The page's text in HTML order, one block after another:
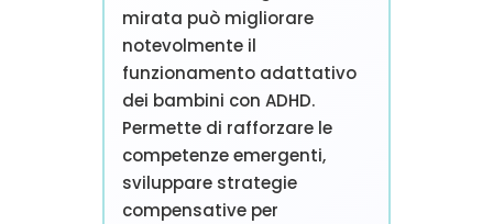
mirata può migliorare
notevolmente il
funzionamento adattativo
dei bambini con ADHD.
Permette di rafforzare le
competenze emergenti,
sviluppare strategie
compensative per